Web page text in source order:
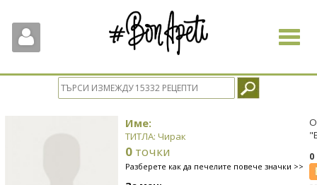
Toggle
Име:
ТИТЛА: Чирак
0 точки
Разберете как да печелите повече значки >>